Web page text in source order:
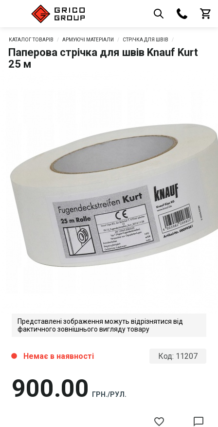
КАТАЛОГ ТОВАРІВ АРМУЮЧІ МАТЕРІАЛИ СТРІЧКА ДЛЯ ШВІВ
Паперова стрічка для швів Knauf Kurt
25 м
Представлені зображення можуть відрізнятися від
фактичного зовнішнього вигляду товару
Код: 11207
900 00 ГРН./РУЛ.
circle Немає в наявності
favorite_border chat_bubble_outline